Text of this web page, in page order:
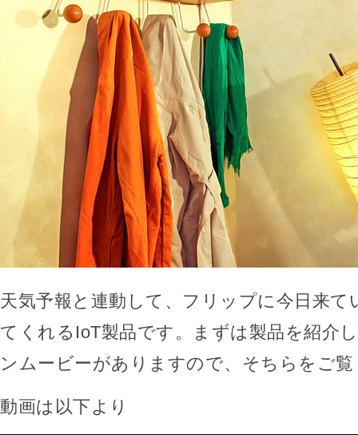
天気予報と連動して、フリップに今日来て
てくれるIoT製品です。まずは製品を紹介
ンムービーがありますので、そちらをご
動画は以下より